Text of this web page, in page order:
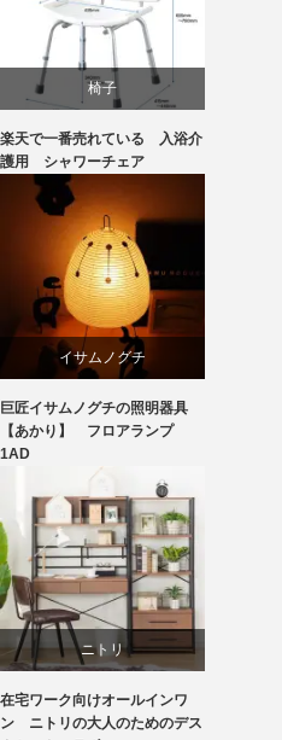
椅子
楽天で一番売れている 入浴介
護用 シャワーチェア
イサムノグチ
国産
巨匠イサムノグチの照明器具
【あかり】 フロアランプ
1AD
ニトリ
リビングダイニング
在宅ワーク向けオールインワ
ン ニトリの大人のためのデス